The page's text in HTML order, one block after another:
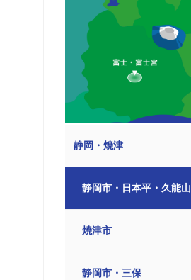
静岡・焼津
静岡市・日本平・久能山
焼津市
静岡市・三保